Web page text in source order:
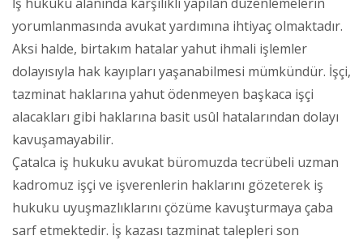
yorumlanmasında avukat yardımına ihtiyaç olmaktadır.
Aksi halde, birtakım hatalar yahut ihmali işlemler
dolayısıyla hak kayıpları yaşanabilmesi mümkündür. İşçi,
tazminat haklarına yahut ödenmeyen başkaca işçi
alacakları gibi haklarına basit usûl hatalarından dolayı
kavuşamayabilir.
Çatalca iş hukuku avukat büromuzda tecrübeli uzman
kadromuz işçi ve işverenlerin haklarını gözeterek iş
hukuku uyuşmazlıklarını çözüme kavuşturmaya çaba
sarf etmektedir. İş kazası tazminat talepleri son